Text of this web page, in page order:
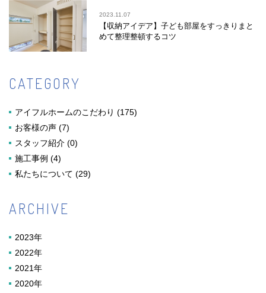
2023.11.07
【収納アイデア】子ども部屋をすっきりまと
めて整理整頓するコツ
CATEGORY
アイフルホームのこだわり (175)
お客様の声 (7)
スタッフ紹介 (0)
施工事例 (4)
私たちについて (29)
ARCHIVE
2023年
2022年
2021年
2020年